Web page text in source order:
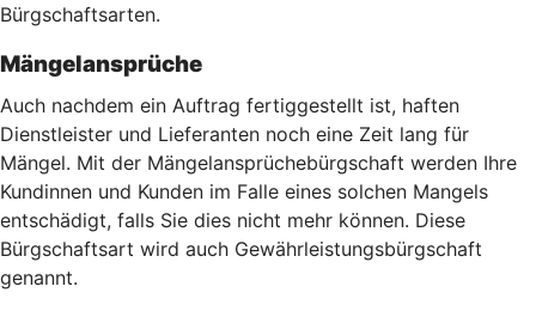
Bürgschaftsarten.
Mängelansprüche
Auch nachdem ein Auftrag fertiggestellt ist, haften
Dienstleister und Lieferanten noch eine Zeit lang für
Mängel. Mit der Mängelansprüchebürgschaft werden Ihre
Kundinnen und Kunden im Falle eines solchen Mangels
entschädigt, falls Sie dies nicht mehr können. Diese
Bürgschaftsart wird auch Gewährleistungsbürgschaft
genannt.